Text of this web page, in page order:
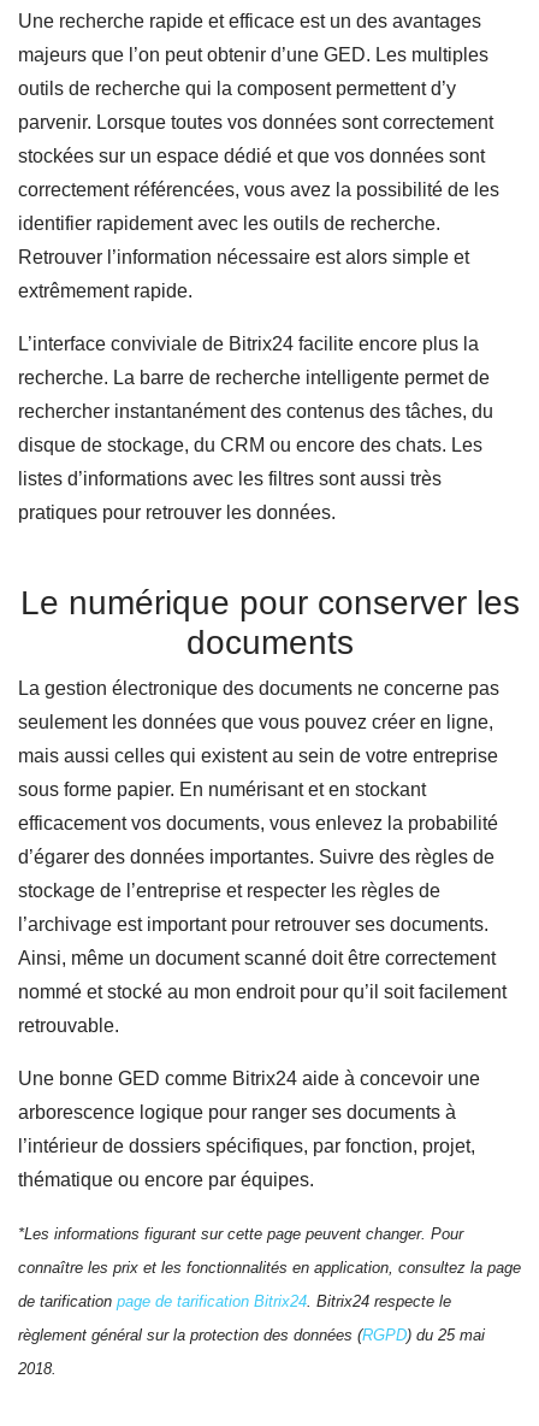
Une recherche rapide et efficace est un des avantages
majeurs que l’on peut obtenir d’une GED. Les multiples
outils de recherche qui la composent permettent d’y
parvenir. Lorsque toutes vos données sont correctement
stockées sur un espace dédié et que vos données sont
correctement référencées, vous avez la possibilité de les
identifier rapidement avec les outils de recherche.
Retrouver l’information nécessaire est alors simple et
extrêmement rapide.
L’interface conviviale de Bitrix24 facilite encore plus la
recherche. La barre de recherche intelligente permet de
rechercher instantanément des contenus des tâches, du
disque de stockage, du CRM ou encore des chats. Les
listes d’informations avec les filtres sont aussi très
pratiques pour retrouver les données.
Le numérique pour conserver les
documents
La gestion électronique des documents ne concerne pas
seulement les données que vous pouvez créer en ligne,
mais aussi celles qui existent au sein de votre entreprise
sous forme papier. En numérisant et en stockant
efficacement vos documents, vous enlevez la probabilité
d’égarer des données importantes. Suivre des règles de
stockage de l’entreprise et respecter les règles de
l’archivage est important pour retrouver ses documents.
Ainsi, même un document scanné doit être correctement
nommé et stocké au mon endroit pour qu’il soit facilement
retrouvable.
Une bonne GED comme Bitrix24 aide à concevoir une
arborescence logique pour ranger ses documents à
l’intérieur de dossiers spécifiques, par fonction, projet,
thématique ou encore par équipes.
*Les informations figurant sur cette page peuvent changer. Pour
connaître les prix et les fonctionnalités en application, consultez la page
de tarification page de tarification Bitrix24. Bitrix24 respecte le
règlement général sur la protection des données (RGPD) du 25 mai
2018.